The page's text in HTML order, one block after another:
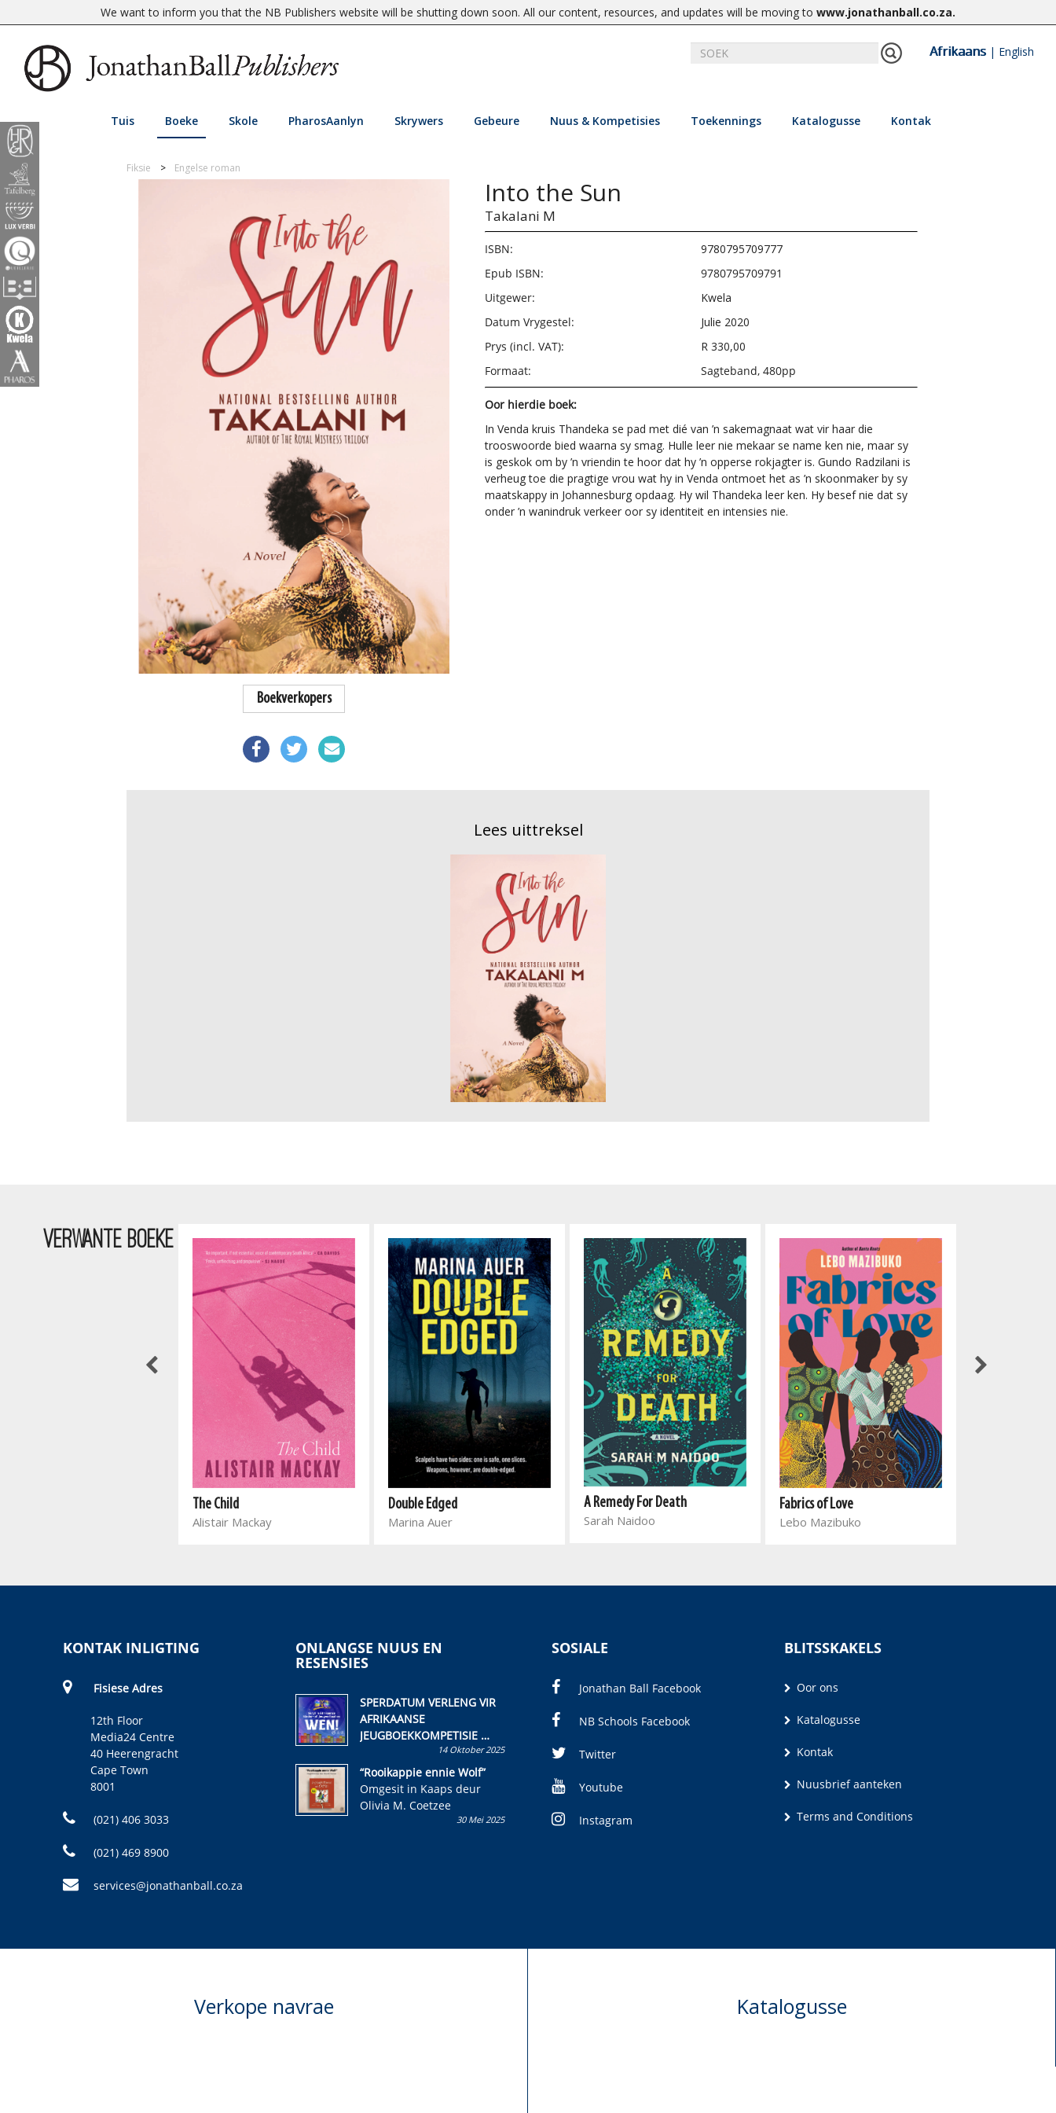
We want to inform you that the NB Publishers website will be shutting down soon. All our content, resources, and updates will be moving to www.jonathanball.co.za.
Afrikaans| English
Tuis Boeke Skole PharosAanlyn Skrywers Gebeure Nuus & Kompetisies Toekennings Katalogusse Kontak
Fiksie Engelse roman
Boekverkopers
Into the Sun
Takalani M
ISBN:
9780795709777
Epub ISBN:
9780795709791
Uitgewer:
Kwela
Datum Vrygestel:
Julie 2020
Prys (incl. VAT):
R 330,00
Formaat:
Sagteband, 480pp
Oor hierdie boek:
In Venda kruis Thandeka se pad met dié van ’n sakemagnaat wat vir haar die
trooswoorde bied waarna sy smag. Hulle leer nie mekaar se name ken nie, maar sy
is geskok om by ’n vriendin te hoor dat hy ’n opperse rokjagter is. Gundo Radzilani is
verheug toe die pragtige vrou wat hy in Venda ontmoet het as ’n skoonmaker by sy
maatskappy in Johannesburg opdaag. Hy wil Thandeka leer ken. Hy besef nie dat sy
onder ’n wanindruk verkeer oor sy identiteit en intensies nie.
Lees uittreksel
VERWANTE BOEKE
The Child
Alistair Mackay
Double Edged
Marina Auer
A Remedy For Death
Sarah Naidoo
Fabrics of Love
Lebo Mazibuko
KONTAK INLIGTING
Fisiese Adres
12th Floor
Media24 Centre
40 Heerengracht
Cape Town
8001
(021) 406 3033
(021) 469 8900
services@jonathanball.co.za
ONLANGSE NUUS EN
RESENSIES
SPERDATUM VERLENG VIR
AFRIKAANSE
JEUGBOEKKOMPETISIE
Skryf ’n jeugboek of
kinderboek en staan ’n
kans om R50 000 te wen!
14 Oktober 2025
“Rooikappie ennie Wolf”
Omgesit in Kaaps deur
Olivia M. Coetzee
30 Mei 2025
SOSIALE
Jonathan Ball Facebook
NB Schools Facebook
Twitter
Youtube
Instagram
BLITSSKAKELS
Oor ons
Katalogusse
Kontak
Nuusbrief aanteken
Terms and Conditions
Verkope navrae Katalogusse